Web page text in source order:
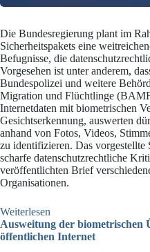
Die Bundesregierung plant im
Sicherheitspakets eine
Befugnisse, die
Vorgesehen ist unter anderem,
Bundespolizei und weitere
Migration und Flüchtlinge
Internetdaten mit biometrischen
Gesichtserkennung, auswerten
anhand von Fotos, Videos,
zu identifizieren. Das vorgestellte
scharfe datenschutzrechtliche
veröffentlichten Brief
Organisationen.
Weiterlesen
Sicherheitspaket
und
Ausweitung der biometrischen
öffentlichen Internet